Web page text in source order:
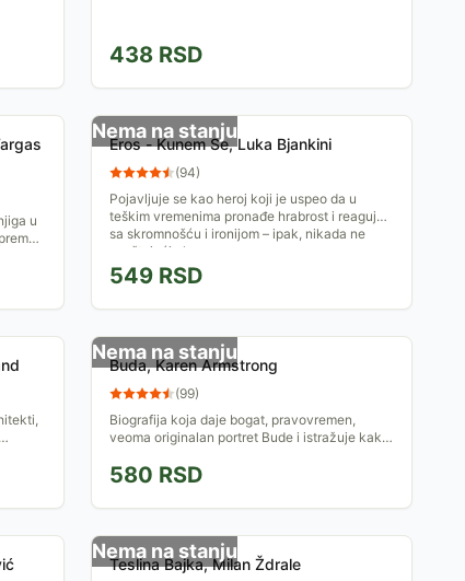
438 RSD
u
Nema na stanju
Eros - Kunem Se, Luka Bjankini
(94)
Pojavljuje se kao heroj koji je uspeo da u
teškim vremenima pronađe hrabrost i reaguje
sa skromnošću i ironijom – ipak, nikada ne
spuštajući glavu.
549 RSD
Nema na stanju
Buda, Karen Armstrong
(99)
Biografija koja daje bogat, pravovremen,
veoma originalan portret Bude i istražuje kako
čoveka.
580 RSD
Nema na stanju
Teslina Bajka, Milan Ždrale